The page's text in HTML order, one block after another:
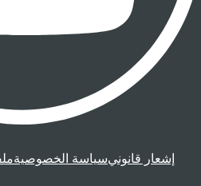
إشعار قانونيسياسة الخصوصية